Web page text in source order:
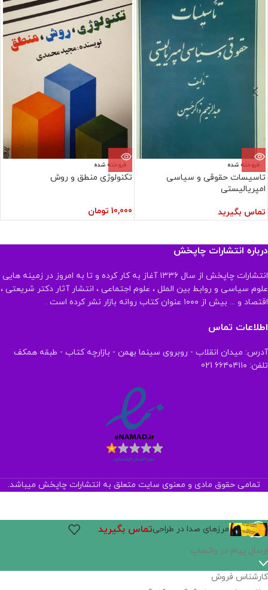
فروخته شده
تاسیسات حقوقی و سیاسی
امپریالیستی
تماس بگیرید
فروخته شده
تکنولوژی منطق و روش
10,000 تومان
درباره انتشارات چاپخش
انتشارات چاپخش از سال ۱۳۳۶ آغاز به کار کرده و تا به امروز در زمینه هایی
علوم سیاسی و روابط بین الملل ، علوم اجتماعی ، انتشار آثار دکتر شریعتی ،
اقتصاد و ... بیش از ۱۰۰۰ عنوان کتاب روانه بازار نشر کرده است .
اطلاعات تماس
آدرس: میدان انقلاب - روبروی سینما بهمن - بازارچه کتاب - طبقه همکف
تلفن: ۶۶۴۰۴۱۱۰ 021
تمامی حقوق مادی و معنوی سایت متعلق به انتشارات چاپخش میباشد.
مرزهای صدا در طراحیتماس بگیرید